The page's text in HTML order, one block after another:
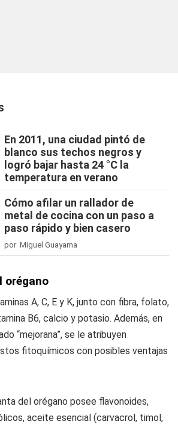
En 2011, una ciudad pintó de
blanco sus techos negros y
logró bajar hasta 24 °C la
temperatura en verano
Cómo afilar un rallador de
metal de cocina con un paso a
paso rápido y bien casero
por Miguel Guayama
orégano
A, C, E y K, junto con fibra, folato,
B6, calcio y potasio. Además, en
“mejorana”, se le atribuyen
fitoquímicos con posibles ventajas
del orégano posee flavonoides,
aceite esencial (carvacrol, timol,